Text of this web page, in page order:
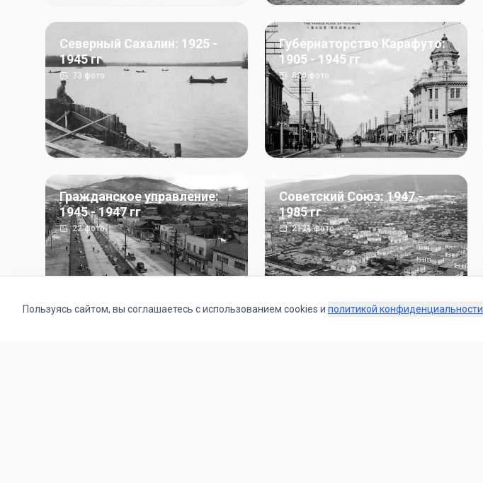
Северный Сахалин: 1925 -
1945 гг
73 фото
Губернаторство Карафуто:
1905 - 1945 гг
820фото
Гражданское управление:
1945 - 1947 гг
22фото
Советский Союз: 1947 -
1985 гг
2121фото
Пользуясь сайтом, вы соглашаетесь с использованием cookies и политикой конфиденциальности.